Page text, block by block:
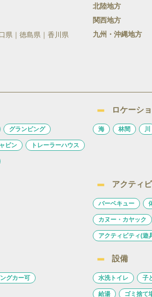
北陸地方
関西地方
県 徳島県
香川県
九州・沖縄地方
グランピング
ビン トレーラーハウス
ロケーシ
海 林間 川
アクティ
バーベキュー
カヌー・カヤック
アクティビティ(遊
グカー可
設備
水洗トイレ 子
給湯 ゴミ捨て